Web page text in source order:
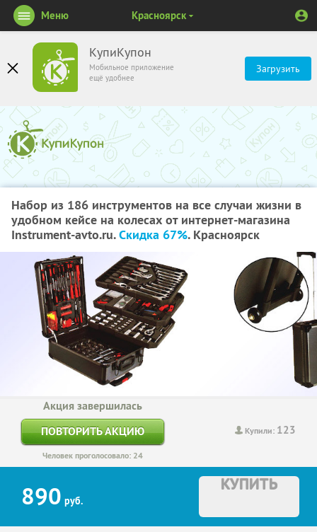
КупиКупон
Мобильное приложение
ещё удобнее
Загрузить
Меню Красноярск
Набор из 186 инструментов на все случаи жизни в
удобном кейсе на колесах от интернет-магазина
Instrument-avto.ru.Скидка 67%. Красноярск
Купили: 123
Акция завершилась
ПОВТОРИТЬ АКЦИЮ
Человек проголосовало: 24
890 руб.
КУПИТЬ